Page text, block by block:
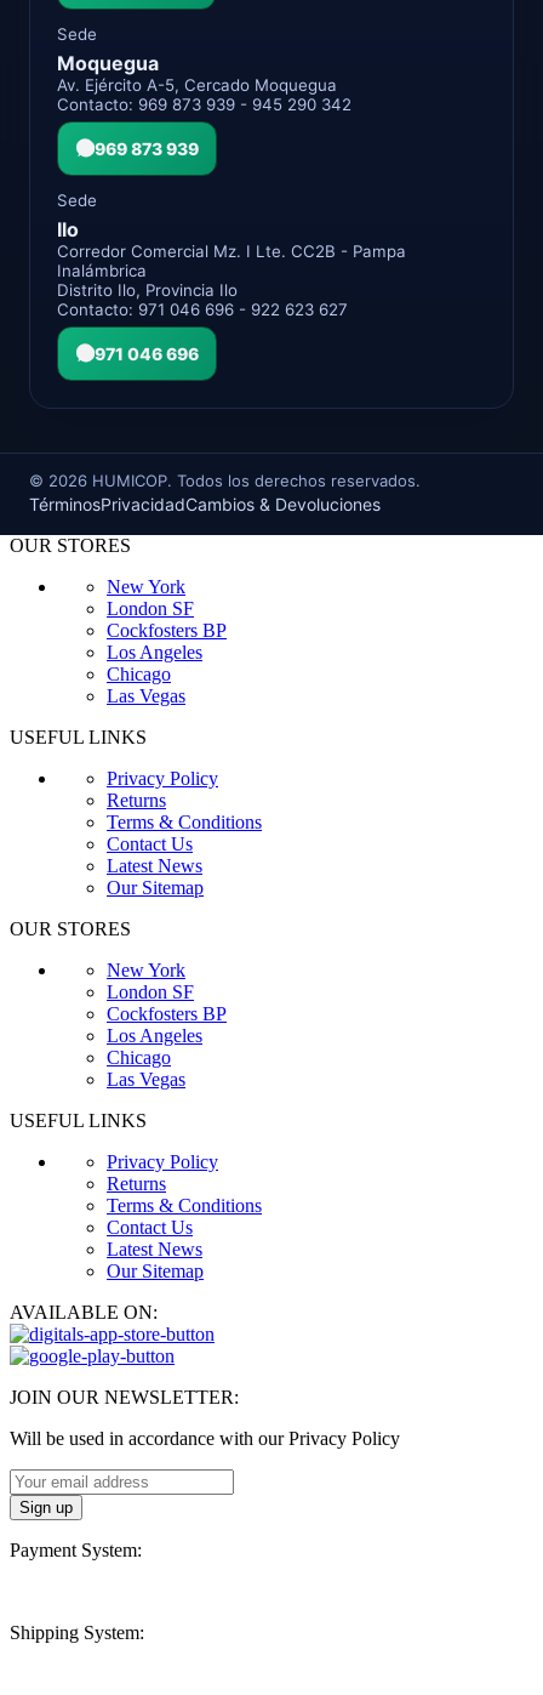
Sede
Moquegua
Av. Ejército A-5, Cercado Moquegua
Contacto: 969 873 939 - 945 290 342
969 873 939
Sede
Ilo
Corredor Comercial Mz. I Lte. CC2B - Pampa
Inalámbrica
Distrito Ilo, Provincia Ilo
Contacto: 971 046 696 - 922 623 627
971 046 696
© 2026 HUMICOP. Todos los derechos reservados.
TérminosPrivacidadCambios & Devoluciones
OUR STORES
New York
London SF
Cockfosters BP
Los Angeles
Chicago
Las Vegas
USEFUL LINKS
Privacy Policy
Returns
Terms & Conditions
Contact Us
Latest News
Our Sitemap
OUR STORES
New York
London SF
Cockfosters BP
Los Angeles
Chicago
Las Vegas
USEFUL LINKS
Privacy Policy
Returns
Terms & Conditions
Contact Us
Latest News
Our Sitemap
AVAILABLE ON:
JOIN OUR NEWSLETTER:
Will be used in accordance with our Privacy Policy
Payment System:
Shipping System: